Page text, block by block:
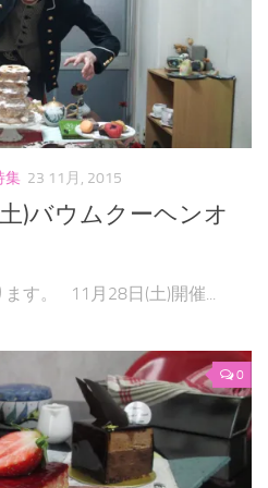
集 23 11月, 2015
)バウムクーヘンオ
す。 11月28日(土)開催...
0